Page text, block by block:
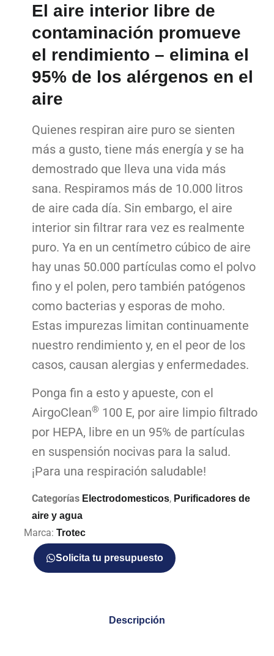
El aire interior libre de
contaminación promueve
el rendimiento – elimina el
95% de los alérgenos en el
aire
Quienes respiran aire puro se sienten
más a gusto, tiene más energía y se ha
demostrado que lleva una vida más
sana. Respiramos más de 10.000 litros
de aire cada día. Sin embargo, el aire
interior sin filtrar rara vez es realmente
puro. Ya en un centímetro cúbico de aire
hay unas 50.000 partículas como el polvo
fino y el polen, pero también patógenos
como bacterias y esporas de moho.
Estas impurezas limitan continuamente
nuestro rendimiento y, en el peor de los
casos, causan alergias y enfermedades.
Ponga fin a esto y apueste, con el
AirgoClean® 100 E, por aire limpio filtrado
por HEPA, libre en un 95% de partículas
en suspensión nocivas para la salud.
¡Para una respiración saludable!
Categorías Electrodomesticos, Purificadores de
aire y agua
Marca: Trotec
Solicita tu presupuesto
Descripción